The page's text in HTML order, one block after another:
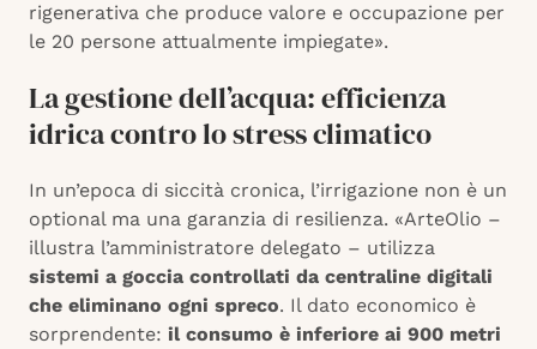
rigenerativa che produce valore e occupazione per
le 20 persone attualmente impiegate».
La gestione dell’acqua: efficienza
idrica contro lo stress climatico
In un’epoca di siccità cronica, l’irrigazione non è un
optional ma una garanzia di resilienza. «ArteOlio –
illustra l’amministratore delegato – utilizza
sistemi a goccia controllati da centraline digitali
che eliminano ogni spreco. Il dato economico è
sorprendente: il consumo è inferiore ai 900 metri